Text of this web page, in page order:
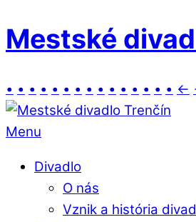
Mestské
• • • • • • • • • • • • • • • ←
Menu
Divadlo
O nás
Vznik a história